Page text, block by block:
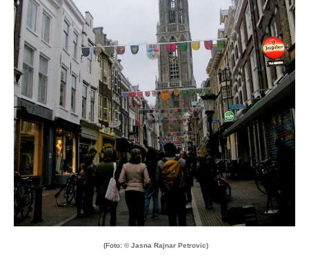
(Foto: © Jasna Rajnar Petrovic)